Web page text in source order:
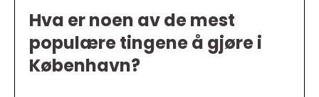
Hva er noen av de mest
populære tingene å gjøre i
København?